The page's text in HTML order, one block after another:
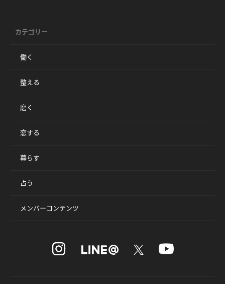
カテゴリー
働く
整える
磨く
恋する
暮らす
占う
メンバーコンテンツ